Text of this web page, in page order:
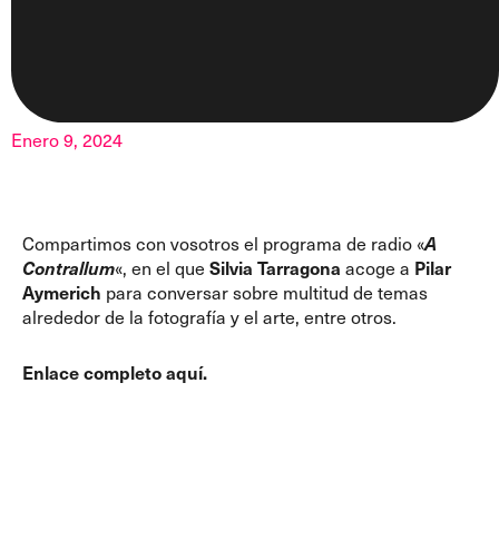
Enero 9, 2024
Compartimos con vosotros el programa de radio «A
Contrallum«, en el que Silvia Tarragona acoge a Pilar
Aymerich para conversar sobre multitud de temas
alrededor de la fotografía y el arte, entre otros.
Enlace completo aquí.